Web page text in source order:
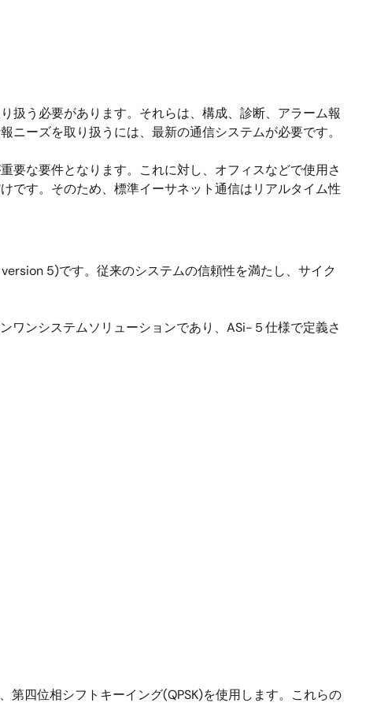
扱う必要があります。それらは、構成、診断、アラーム報
ーズを取り扱うには、最新の通信システムが必要です。
な要件となります。これに対し、オフィスなどで使用さ
です。そのため、標準イーサネット通信はリアルタイム性
5)です。従来のシステムの信頼性を満たし、サイク
ワンシステムソリューションであり、ASi-５仕様で定義さ
四位相シフトキーイング(QPSK)を使用します。これらの